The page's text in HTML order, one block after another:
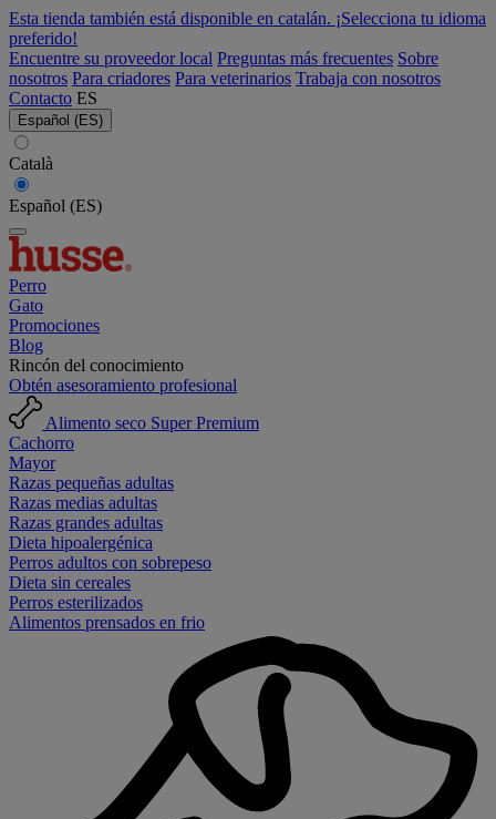
Esta tienda también está disponible en catalán. ¡Selecciona tu idioma
preferido!
Encuentre su proveedor local Preguntas más frecuentes Sobre
nosotros Para criadores Para veterinarios Trabaja con nosotros
Contacto ES
Español (ES)
Català
Español (ES)
Perro
Gato
Promociones
Blog
Rincón del conocimiento
Obtén asesoramiento profesional
Alimento seco Super Premium
Cachorro
Mayor
Razas pequeñas adultas
Razas medias adultas
Razas grandes adultas
Dieta hipoalergénica
Perros adultos con sobrepeso
Dieta sin cereales
Perros esterilizados
Alimentos prensados en frio